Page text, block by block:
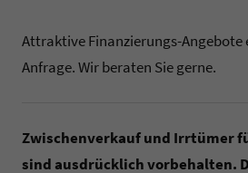
Attraktive Finanzierungs-Angebote
Anfrage. Wir beraten Sie gerne.
Zwischenverkauf und Irrtümer
sind ausdrücklich vorbehalten.